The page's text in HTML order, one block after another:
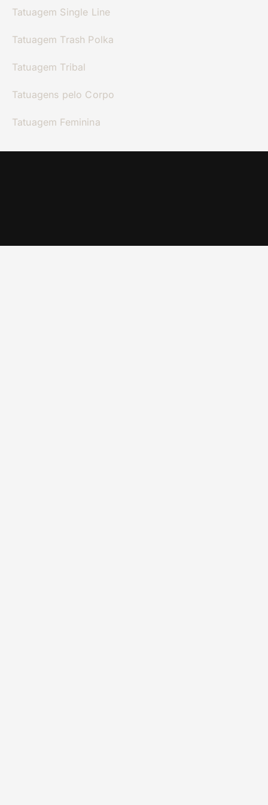
Tatuagem Single Line
Tatuagem Trash Polka
Tatuagem Tribal
Tatuagens pelo Corpo
Tatuagem Feminina